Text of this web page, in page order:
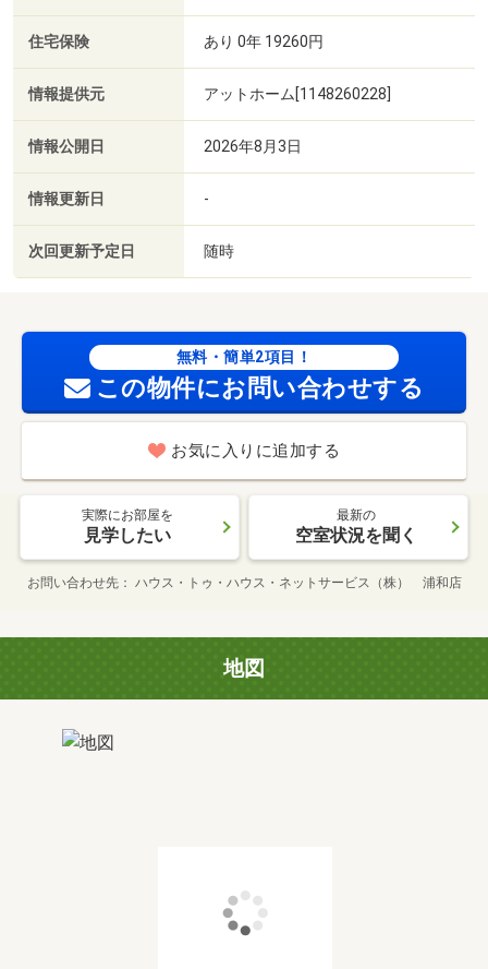
住宅保険 あり 0年 19260円
情報提供元 アットホーム[1148260228]
情報公開日 2026年8月3日
情報更新日 -
次回更新予定日 随時
無料・簡単2項目！
この物件にお問い合わせする
お気に入りに追加する
実際にお部屋を
見学したい
最新の
空室状況を聞く
お問い合わせ先 ハウス・トゥ・ハウス・ネットサービス（株） 浦和店
地図